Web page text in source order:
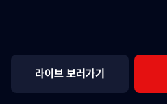
라이브 보러가기